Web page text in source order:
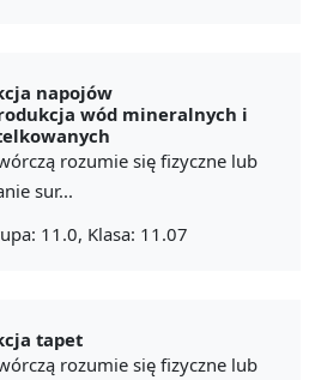
napojów
wód mineralnych i
rozumie się fizyczne lub
sur...
11.0, Klasa: 11.07
tapet
rozumie się fizyczne lub